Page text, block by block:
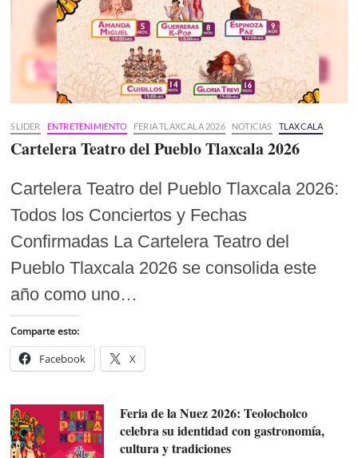
SLIDER ENTRETENIMIENTO FERIA TLAXCALA 2026 NOTICIAS TLAXCALA
Cartelera Teatro del Pueblo Tlaxcala 2026
Cartelera Teatro del Pueblo Tlaxcala 2026:
Todos los Conciertos y Fechas
Confirmadas La Cartelera Teatro del
Pueblo Tlaxcala 2026 se consolida este
año como uno…
Comparte esto:
Facebook X
Feria de la Nuez 2026: Teolocholco
celebra su identidad con gastronomía,
cultura y tradiciones